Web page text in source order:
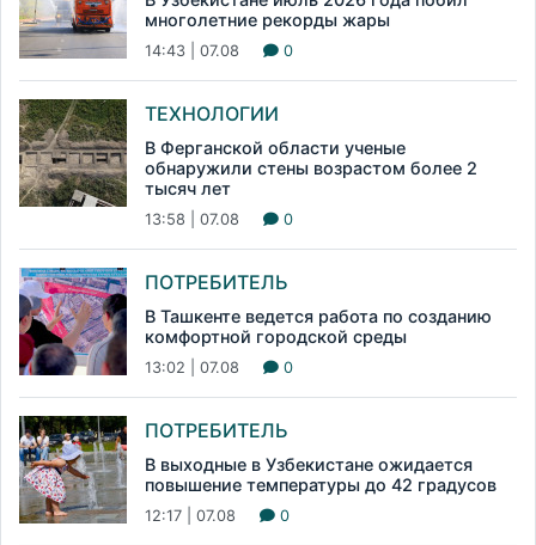
многолетние рекорды жары
14:43 | 07.08 0
ТЕХНОЛОГИИ
В Ферганской области ученые
обнаружили стены возрастом более 2
тысяч лет
13:58 | 07.08 0
ПОТРЕБИТЕЛЬ
В Ташкенте ведется работа по созданию
комфортной городской среды
13:02 | 07.08 0
ПОТРЕБИТЕЛЬ
В выходные в Узбекистане ожидается
повышение температуры до 42 градусов
12:17 | 07.08 0